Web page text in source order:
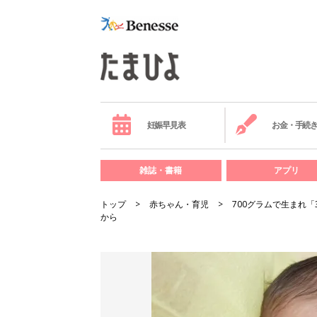
妊娠早見表 お金・手続き
雑誌・書籍 アプリ
トップ 赤ちゃん・育児
700グラムで生まれ
から